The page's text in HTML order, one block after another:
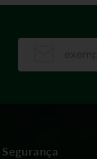
Segurança